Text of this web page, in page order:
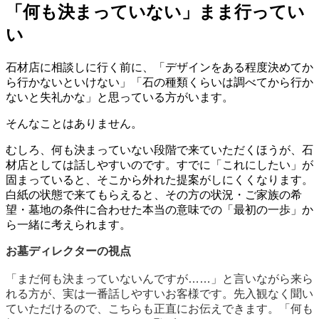
「何も決まっていない」まま行ってい
い
石材店に相談しに行く前に、「デザインをある程度決めてか
ら行かないといけない」「石の種類くらいは調べてから行か
ないと失礼かな」と思っている方がいます。
そんなことはありません。
むしろ、何も決まっていない段階で来ていただくほうが、石
材店としては話しやすいのです。すでに「これにしたい」が
固まっていると、そこから外れた提案がしにくくなります。
白紙の状態で来てもらえると、その方の状況・ご家族の希
望・墓地の条件に合わせた本当の意味での「最初の一歩」か
ら一緒に考えられます。
お墓ディレクターの視点
「まだ何も決まっていないんですが……」と言いながら来ら
れる方が、実は一番話しやすいお客様です。先入観なく聞い
ていただけるので、こちらも正直にお伝えできます。「何も